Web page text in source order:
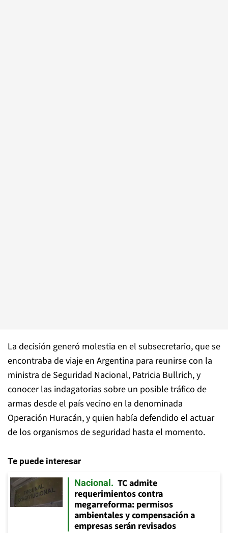
La decisión generó molestia en el subsecretario, que se
encontraba de viaje en Argentina para reunirse con la
ministra de Seguridad Nacional, Patricia Bullrich, y
conocer las indagatorias sobre un posible tráfico de
armas desde el país vecino en la denominada
Operación Huracán, y quien había defendido el actuar
de los organismos de seguridad hasta el momento.
Te puede interesar
Nacional
TC admite
requerimientos contra
megarreforma: permisos
ambientales y compensación a
empresas serán revisados